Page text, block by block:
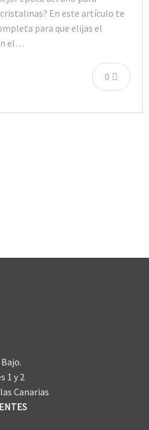
En este artículo te
para que elijas el
el…
0
1 y 2
Canarias